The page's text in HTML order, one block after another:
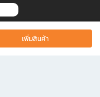
เพิ่มสินค้า
เลือกช้อปออนไลน์ได้อย่างจุใจ